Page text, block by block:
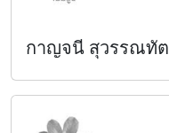
กาญจนี สุวรรณทัต